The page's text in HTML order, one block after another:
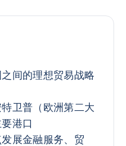
间的理想贸易战略
卫普（欧洲第二大
港口
展金融服务、贸